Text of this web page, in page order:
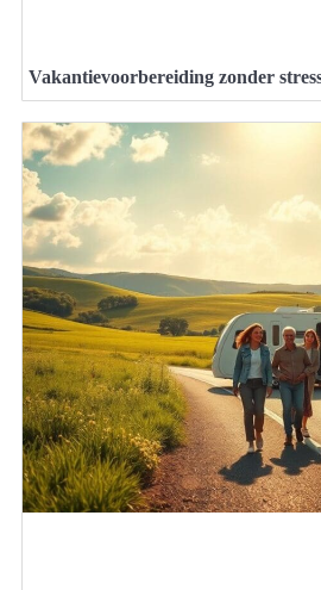
Vakantievoorbereiding zonder